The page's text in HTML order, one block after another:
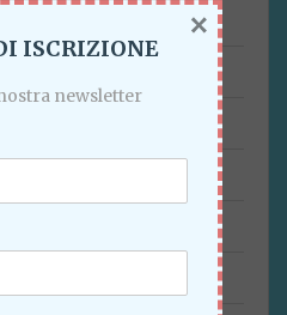
ISCRIZIONE
newsletter
×